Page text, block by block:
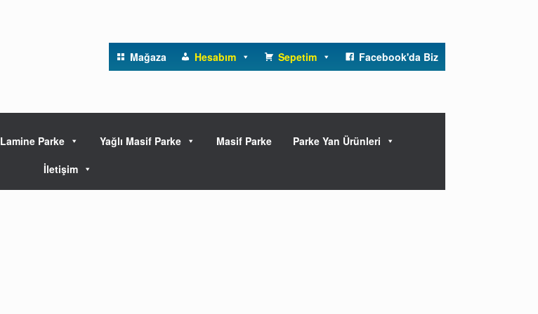
Mağaza Hesabım Sepetim Facebook'da Biz
Lamine Parke Yağlı Masif Parke Masif Parke
Parke Yan Ürünleri
İletişim